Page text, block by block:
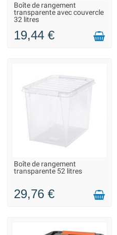
LIVRAISON 2 À 3 JOURS
Boîte de rangement
transparente avec couvercle
32 litres
19,44 €
LIVRAISON 2 À 3 JOURS
Boîte de rangement
transparente 52 litres
29,76 €